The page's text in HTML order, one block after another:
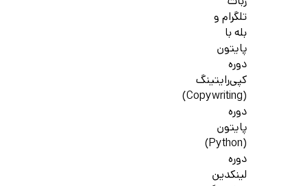
تلگرام و
بله با
پایتون
دوره
کپی‌رایتینگ
(Copywriting)
دوره
پایتون
(Python)
دوره
لینکدین